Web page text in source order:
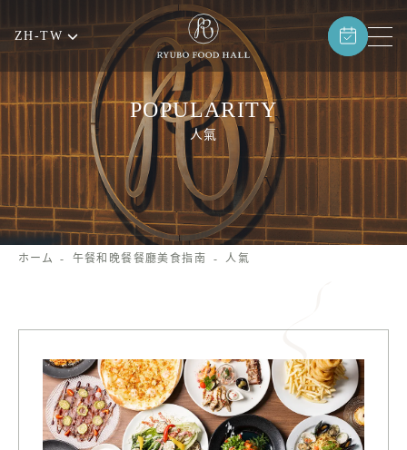
ZH-TW
POPULARITY
人氣
ホーム 午餐和晚餐餐廳美食指南 人氣